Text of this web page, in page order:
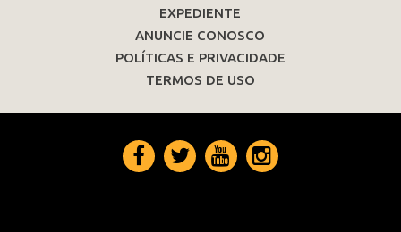
EXPEDIENTE
ANUNCIE CONOSCO
POLÍTICAS E PRIVACIDADE
TERMOS DE USO